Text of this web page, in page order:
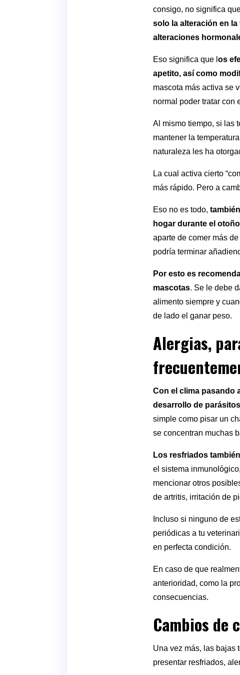
consigo, no significa
solo la alteración en
alteraciones
Eso significa que l os
apetito, así como
mascota más activa se
normal poder tratar con
Al mismo tiempo, si las
mantener la
naturaleza les ha
La cual activa cierto
más rápido. Pero a
Eso no es todo,
hogar durante el
aparte de comer más
podría terminar
Por esto es
mascotas. Se le debe
alimento siempre y
de lado el ganar peso.
Alergias,
Con el clima pasando
desarrollo de
simple como pisar un
se concentran muchas
Los resfriados
el sistema
mencionar otros
de artritis, irritación de
Incluso si ninguno de
periódicas a tu
en perfecta condición.
En caso de que
anterioridad, como la
consecuencias.
Cambios de
Una vez más, las bajas
presentar resfriados,